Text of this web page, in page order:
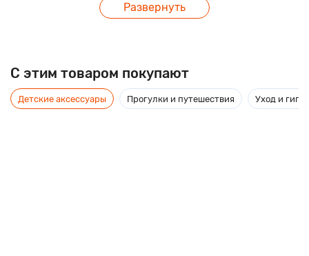
В наборе 13 дорожных знаков и светофор, используя
Размер 1 знака: 2.5 x 2.5 x 7 см.
Развернуть
C этим товаром покупают
Детские аксессуары Прогулки и путешествия Уход и